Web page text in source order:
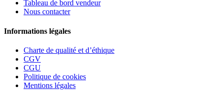
Tableau de bord vendeur
Nous contacter
Informations légales
Charte de qualité et d’éthique
CGV
CGU
Politique de cookies
Mentions légales